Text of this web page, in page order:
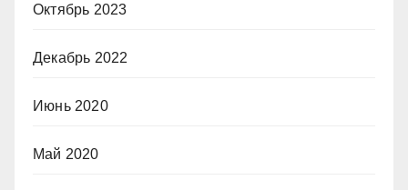
Октябрь 2023
Декабрь 2022
Июнь 2020
Май 2020